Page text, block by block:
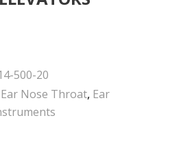
500-20
Ear Nose Throat, Ear